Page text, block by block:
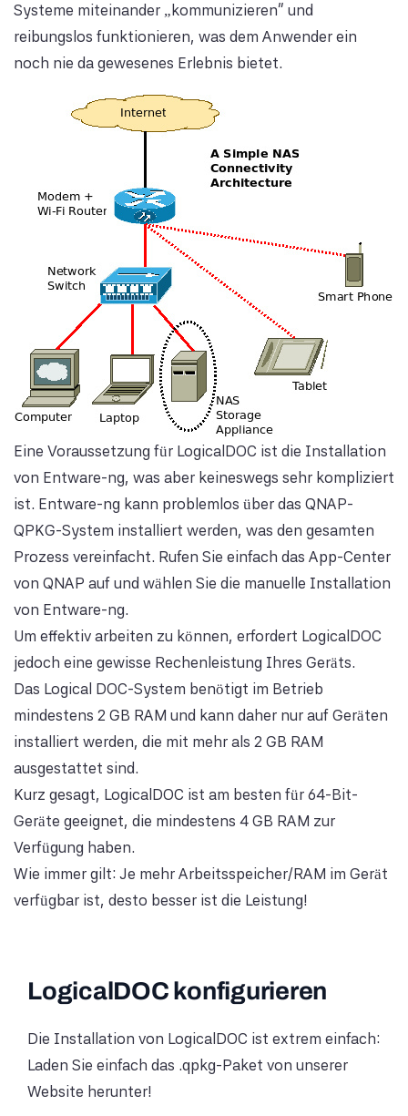
Systeme miteinander „kommunizieren“ und
reibungslos funktionieren, was dem Anwender ein
noch nie da gewesenes Erlebnis bietet.
Eine Voraussetzung für LogicalDOC ist die Installation
von Entware-ng, was aber keineswegs sehr kompliziert
ist. Entware-ng kann problemlos über das QNAP-
QPKG-System installiert werden, was den gesamten
Prozess vereinfacht. Rufen Sie einfach das App-Center
von QNAP auf und wählen Sie die manuelle Installation
von Entware-ng.
Um effektiv arbeiten zu können, erfordert LogicalDOC
jedoch eine gewisse Rechenleistung Ihres Geräts.
Das Logical DOC-System benötigt im Betrieb
mindestens 2 GB RAM und kann daher nur auf Geräten
installiert werden, die mit mehr als 2 GB RAM
ausgestattet sind.
Kurz gesagt, LogicalDOC ist am besten für 64-Bit-
Geräte geeignet, die mindestens 4 GB RAM zur
Verfügung haben.
Wie immer gilt: Je mehr Arbeitsspeicher/RAM im Gerät
verfügbar ist, desto besser ist die Leistung!
LogicalDOC konfigurieren
Die Installation von LogicalDOC ist extrem einfach:
Laden Sie einfach das .qpkg-Paket von unserer
Website herunter!